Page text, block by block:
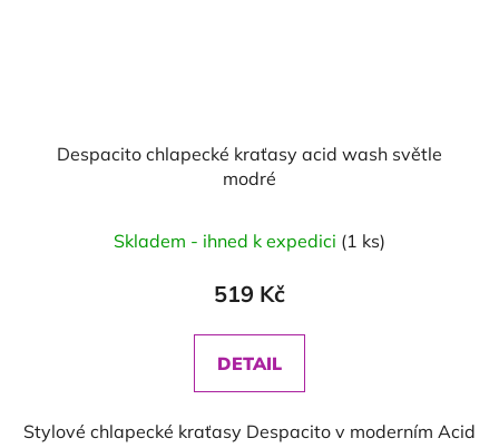
Despacito chlapecké kraťasy acid wash světle
modré
Skladem - ihned k expedici (1 ks)
519 Kč
DETAIL
Stylové chlapecké kraťasy Despacito v moderním Acid